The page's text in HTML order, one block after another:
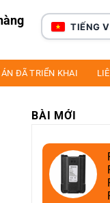
TIẾNG
ÁN ĐÃ TRIỂN KHAI
BÀI MỚI